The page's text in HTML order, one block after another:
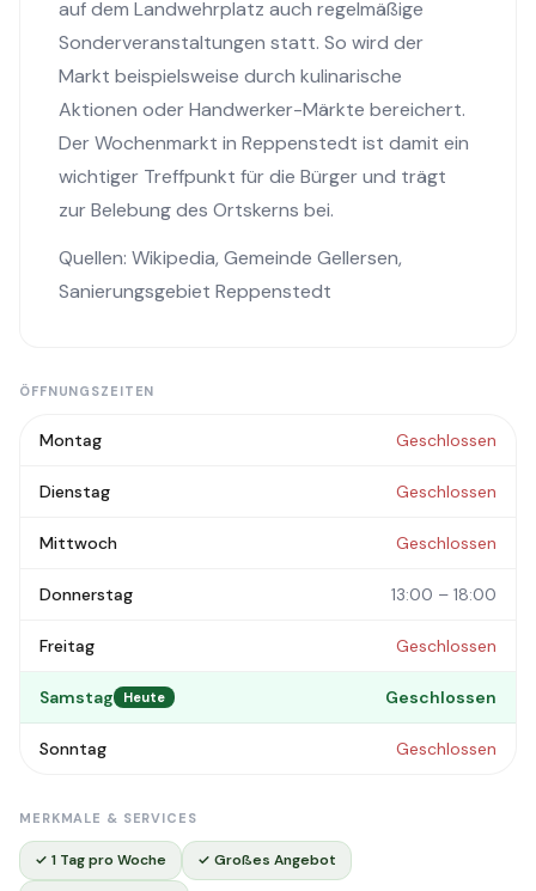
auf dem Landwehrplatz auch regelmäßige
Sonderveranstaltungen statt. So wird der
Markt beispielsweise durch kulinarische
Aktionen oder Handwerker-Märkte bereichert.
Der Wochenmarkt in Reppenstedt ist damit ein
wichtiger Treffpunkt für die Bürger und trägt
zur Belebung des Ortskerns bei.
Quellen: Wikipedia, Gemeinde Gellersen,
Sanierungsgebiet Reppenstedt
ÖFFNUNGSZEITEN
Montag Geschlossen
Dienstag Geschlossen
Mittwoch Geschlossen
Donnerstag 13:00 – 18:00
Freitag Geschlossen
Samstag Heute Geschlossen
Sonntag Geschlossen
MERKMALE & SERVICES
✓ 1 Tag pro Woche ✓ Großes Angebot